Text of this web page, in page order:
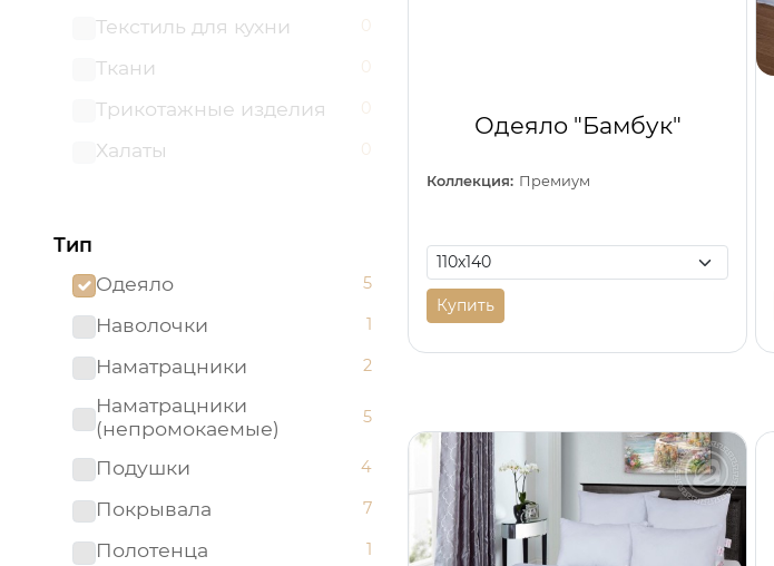
Текстиль для кухни 0
Ткани 0
Трикотажные изделия 0
Халаты 0
Тип
Одеяло
5
Наволочки 1
Наматрацники 2
Наматрацники
(непромокаемые)
5
Подушки 4
Покрывала 7
Полотенца 1
Одеяло "Бамбук"
Коллекция: Премиум
Купить